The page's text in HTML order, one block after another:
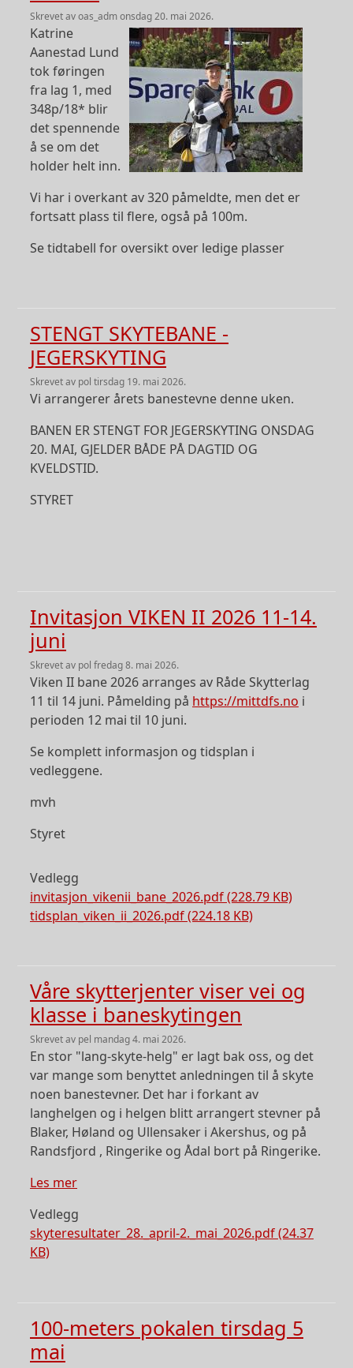
skrevet avoas_admonsdag 20. mai 2026.
Image
Katrine
Aanestad Lund
tok føringen
fra lag 1, med
348p/18* blir
det spennende
å se om det
holder helt inn.
Vi har i overkant av 320 påmeldte, men det er
fortsatt plass til flere, også på 100m.
Se tidtabell for oversikt over ledige plasser
STENGT SKYTEBANE -
JEGERSKYTING
skrevet av pol tirsdag 19. mai 2026.
Vi arrangerer årets banestevne denne uken.
BANEN ER STENGT FOR JEGERSKYTING ONSDAG
20. MAI, GJELDER BÅDE PÅ DAGTID OG
KVELDSTID.
STYRET
Invitasjon VIKEN II 2026 11-14.
juni
skrevet av pol fredag 8. mai 2026.
Viken II bane 2026 arranges av Råde Skytterlag
11 til 14 juni. Påmelding på https://mittdfs.no i
perioden 12 mai til 10 juni.
Se komplett informasjon og tidsplan i
vedleggene.
mvh
Styret
Vedlegg
invitasjon_vikenii_bane_2026.pdf (228.79 KB)
tidsplan_viken_ii_2026.pdf (224.18 KB)
Våre skytterjenter viser vei og
klasse i baneskytingen
skrevet av pel mandag 4. mai 2026.
En stor "lang-skyte-helg" er lagt bak oss, og det
var mange som benyttet anledningen til å skyte
noen banestevner. Det har i forkant av
langhelgen og i helgen blitt arrangert stevner på
Blaker, Høland og Ullensaker i Akershus, og på
Randsfjord , Ringerike og Ådal bort på Ringerike.
Les merom Våre skytterjenter viser vei og klasse i
Vedlegg
skyteresultater_28._april-2._mai_2026.pdf (24.37
KB)
100-meters pokalen tirsdag 5
mai